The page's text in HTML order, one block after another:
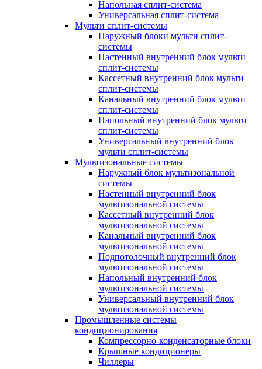
Напольная сплит-система
Универсальная сплит-система
Мульти сплит-системы
Наружный блоки мульти сплит-
системы
Настенный внутренний блок мульти
сплит-системы
Кассетный внутренний блок мульти
сплит-системы
Канальный внутренний блок мульти
сплит-системы
Напольный внутренний блок мульти
сплит-системы
Универсальный внутренний блок
мульти сплит-системы
Мультизональные системы
Наружный блок мультизональной
системы
Настенный внутренний блок
мультизональной системы
Кассетный внутренний блок
мультизональной системы
Канальный внутренний блок
мультизональной системы
Подпотолочный внутренний блок
мультизональной системы
Напольный внутренний блок
мультизональной системы
Универсальный внутренний блок
мультизональной системы
Промышленные системы
кондиционирования
Компрессорно-конденсаторные блоки
Крышные кондиционеры
Чиллеры